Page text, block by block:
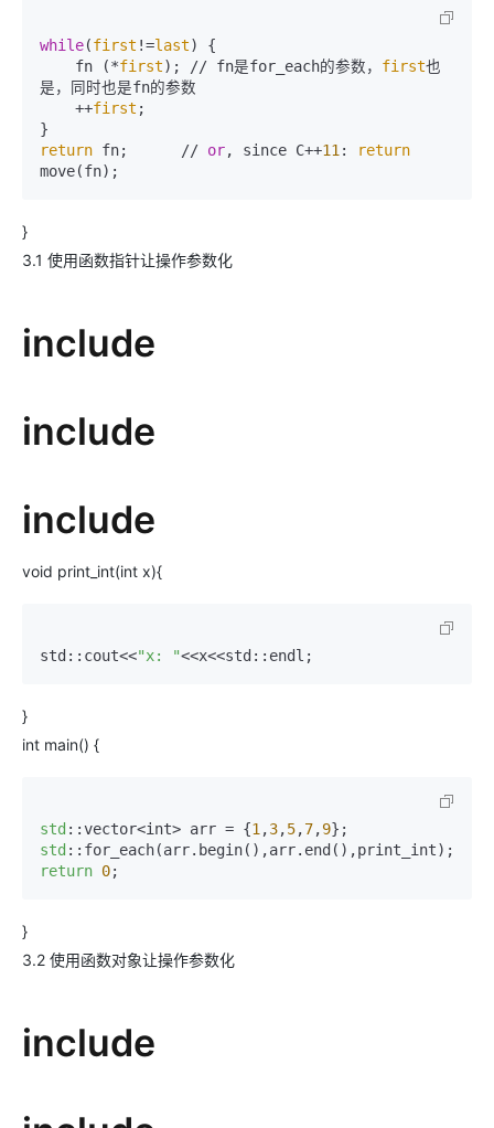
while(first !=last) {
    fn (*
first); // fn是for_each的参数， first也
是，同时也是fn的参数
    ++
first ;
return fn;      // or, since C++11 :
return
move(fn);
}
3.1 使用函数指针让操作参数化
include
include
include
void print_int(int x){
std::cout<<"x: "<<x<<std::endl;
}
int main() {
std ::vector<int> arr = {1 ,3,5,7,9
std
return 0;
}
3.2 使用函数对象让操作参数化
include